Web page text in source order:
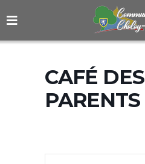
CAFÉ DES
PARENTS